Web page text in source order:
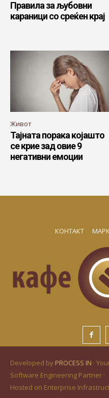
Правила за љубовни
караници со среќен крај
Живот
Тајната порака којашто
се крие зад овие 9
негативни емоции
КОНТАКТ
Developed by PROCESS IN ·
Software Engineering Partner ·
Hosted on Enterprise